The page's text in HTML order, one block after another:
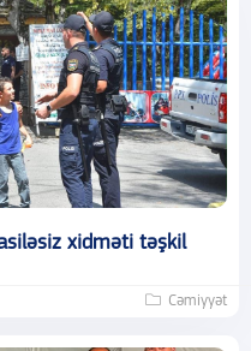
xidməti təşkil
Cəmiyyət